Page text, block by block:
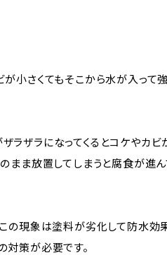
小さくてもそこから水が入って
ザラになってくるとコケやカビ
まま放置してしまうと腐食が進ん
この現象は塗料が劣化して防水効
対策が必要です。